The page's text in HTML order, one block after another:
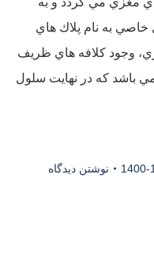
خاصي به نام پلاك هاي
وجود كلافه هاي ظريف
باشد كه در نهايت سلول
1400- نوشتن دیدگاه